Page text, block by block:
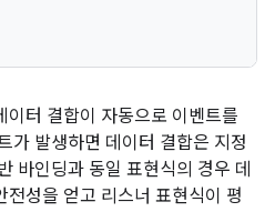
터 결합이 자동으로 이벤트를
가 발생하면 데이터 결합은 지정
바인딩과 동일 표현식의 경우 데
전성을 얻고 리스너 표현식이 평